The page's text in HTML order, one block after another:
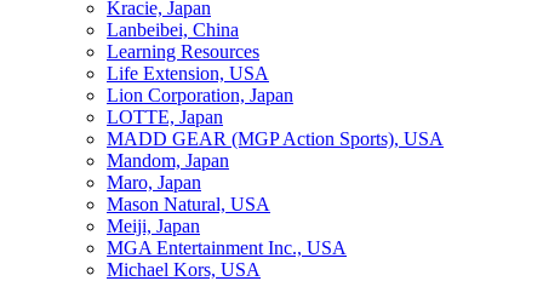
Kracie, Japan
Lanbeibei, China
Learning Resources
Life Extension, USA
Lion Corporation, Japan
LOTTE, Japan
MADD GEAR (MGP Action Sports), USA
Mandom, Japan
Maro, Japan
Mason Natural, USA
Meiji, Japan
MGA Entertainment Inc., USA
Michael Kors, USA